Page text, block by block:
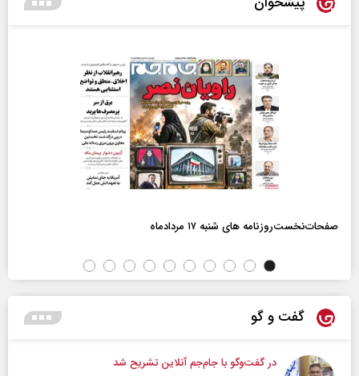
صفحات‌نخست‌روزنامه ها‌ی شنبه ۱۷ مردادماه
گفت و گو
در گفت‌و‌گو با جام‌جم آنلاین تشریح شد